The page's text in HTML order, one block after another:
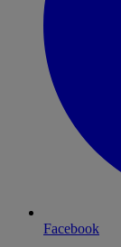
Facebook